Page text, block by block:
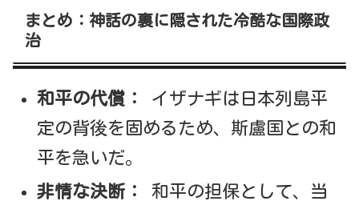
まとめ：神話の裏に隠された冷酷な国際政
治
和平の代償：
イザナギは日本列島平
定の背後を固めるため、斯盧国との和
平を急いだ。
非情な決断：
和平の担保として、当